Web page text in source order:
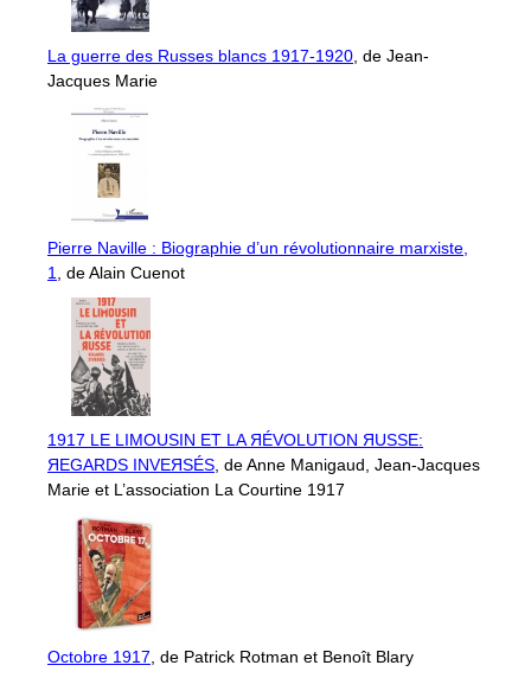
La guerre des Russes blancs 1917-1920 , de Jean-
Jacques Marie
Pierre Naville : Biographie d’un révolutionnaire marxiste,
1
, de Alain Cuenot
1917 LE LIMOUSIN ET LA ЯÉVOLUTION ЯUSSE:
ЯEGARDS INVEЯSÉS , de Anne Manigaud, Jean-Jacques
Marie et L’association La Courtine 1917
Octobre 1917 , de Patrick Rotman et Benoît Blary